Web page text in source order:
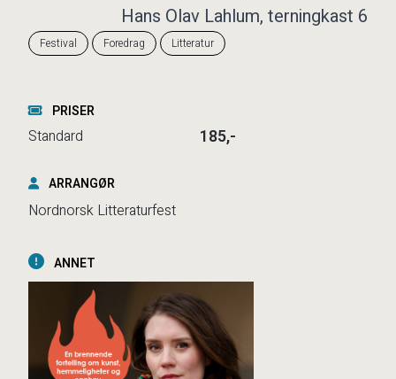
Hans Olav Lahlum, terningkast 6
Festival Foredrag Litteratur
PRISER
Standard 185,-
ARRANGØR
Nordnorsk Litteraturfest
ANNET